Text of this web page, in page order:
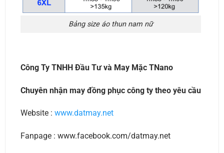
Bảng size áo thun nam nữ
Công Ty TNHH Đầu Tư và May Mặc TNano
Chuyên nhận may đồng phục công ty theo yêu cầu
Website : www.datmay.net
Fanpage : www.facebook.com/datmay.net